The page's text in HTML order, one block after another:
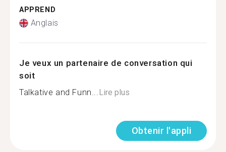
APPREND
Anglais
Je veux un partenaire de conversation qui
soit
Talkative and Funn...Lire plus
Obtenir l'appli